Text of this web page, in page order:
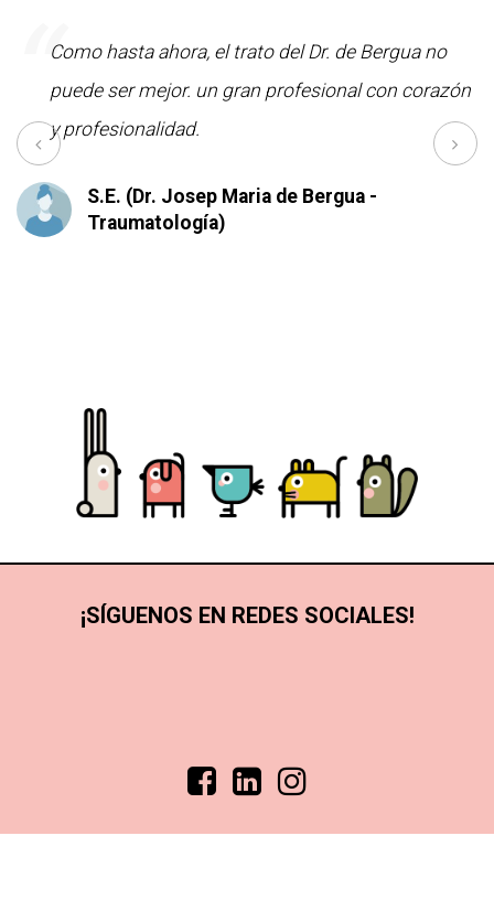
“ Como hasta ahora, el trato del Dr. de Bergua no
puede ser mejor. un gran profesional con corazón
y profesionalidad.
S.E. (Dr. Josep Maria de Bergua -
Traumatología)
¡SÍGUENOS EN REDES SOCIALES!